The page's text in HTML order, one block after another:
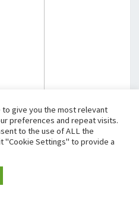
give you the most relevant
preferences and repeat visits.
to the use of ALL the
"Cookie Settings" to provide a